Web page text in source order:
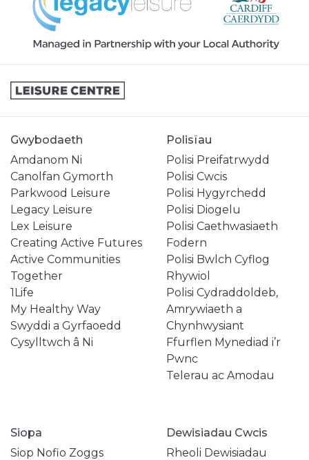
Gwybodaeth
Amdanom Ni
Canolfan Gymorth
Parkwood Leisure
Legacy Leisure
Lex Leisure
Creating Active Futures
Active Communities
Together
1Life
My Healthy Way
Swyddi a Gyrfaoedd
Cysylltwch â Ni
Polisïau
Polisi Preifatrwydd
Polisi Cwcis
Polisi Hygyrchedd
Polisi Diogelu
Polisi Caethwasiaeth
Fodern
Polisi Bwlch Cyflog
Rhywiol
Polisi Cydraddoldeb,
Amrywiaeth a
Chynhwysiant
Ffurflen Mynediad i’r
Pwnc
Telerau ac Amodau
Siopa
Siop Nofio Zoggs
Dewisiadau Cwcis
Rheoli Dewisiadau